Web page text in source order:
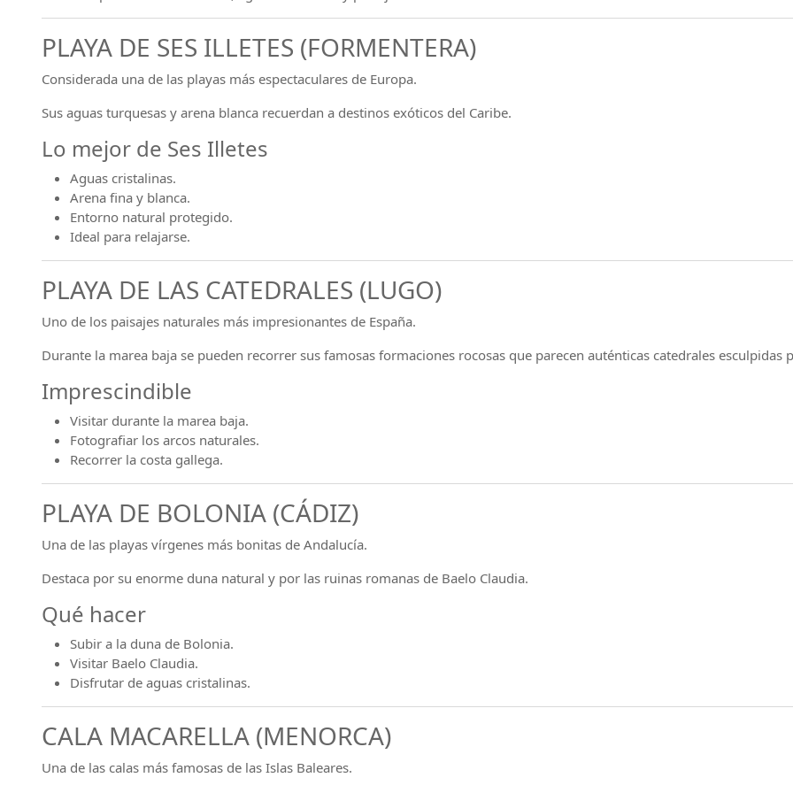
PLAYA DE SES ILLETES (FORMENTERA)
Considerada una de las playas más espectaculares de Europa.
Sus aguas turquesas y arena blanca recuerdan a destinos exóticos del Caribe.
Lo mejor de Ses Illetes
Aguas cristalinas.
Arena fina y blanca.
Entorno natural protegido.
Ideal para relajarse.
PLAYA DE LAS CATEDRALES (LUGO)
Uno de los paisajes naturales más impresionantes de España.
Durante la marea baja se pueden recorrer sus famosas formaciones rocosas que parecen auténticas catedrales esculpidas
Imprescindible
Visitar durante la marea baja.
Fotografiar los arcos naturales.
Recorrer la costa gallega.
PLAYA DE BOLONIA (CÁDIZ)
Una de las playas vírgenes más bonitas de Andalucía.
Destaca por su enorme duna natural y por las ruinas romanas de Baelo Claudia.
Qué hacer
Subir a la duna de Bolonia.
Visitar Baelo Claudia.
Disfrutar de aguas cristalinas.
CALA MACARELLA (MENORCA)
Una de las calas más famosas de las Islas Baleares.